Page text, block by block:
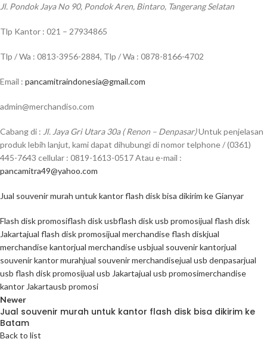
Jl. Pondok Jaya No 90, Pondok Aren, Bintaro, Tangerang Selatan
Tlp Kantor : 021 – 27934865
Tlp / Wa : 0813-3956-2884, Tlp / Wa : 0878-8166-4702
Email : pancamitraindonesia@gmail.com
admin@merchandiso.com
Cabang di : Jl. Jaya Gri Utara 30a ( Renon – Denpasar)Untuk penjelasan
produk lebih lanjut, kami dapat dihubungi di nomor telphone / (0361)
445-7643 cellular : 0819-1613-0517 Atau e-mail :
pancamitra49@yahoo.com
Jual souvenir murah untuk kantor flash disk bisa dikirim ke Gianyar
Flash disk promosiflash disk usbflash disk usb promosijual flash disk
Jakartajual flash disk promosijual merchandise flash diskjual
merchandise kantorjual merchandise usbjual souvenir kantorjual
souvenir kantor murahjual souvenir merchandisejual usb denpasarjual
usb flash disk promosijual usb Jakartajual usb promosimerchandise
kantor Jakartausb promosi
Newer
Jual souvenir murah untuk kantor flash disk bisa dikirim ke
Batam
Back to list